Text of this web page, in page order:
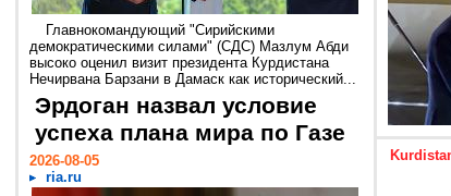
Главнокомандующий "Сирийскими
демократическими силами" (СДС) Мазлум Абди
высоко оценил визит президента Курдистана
Нечирвана Барзани в Дамаск как исторический...
Эрдоган назвал условие
успеха плана мира по Газе
2026-08-05
ria.ru